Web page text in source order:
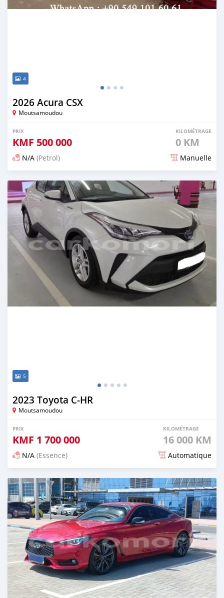
4
2026 Acura CSX
Moutsamoudou
PRIX
KMF 500 000
KILOMÉTRAGE
0 KM
N/A (Petrol) Manuelle
Publié il y a 26 jours
5
2023 Toyota C-HR
Moutsamoudou
PRIX
KMF 1 700 000
KILOMÉTRAGE
16 000 KM
N/A (Essence) Automatique
Publié il y a 5 mois